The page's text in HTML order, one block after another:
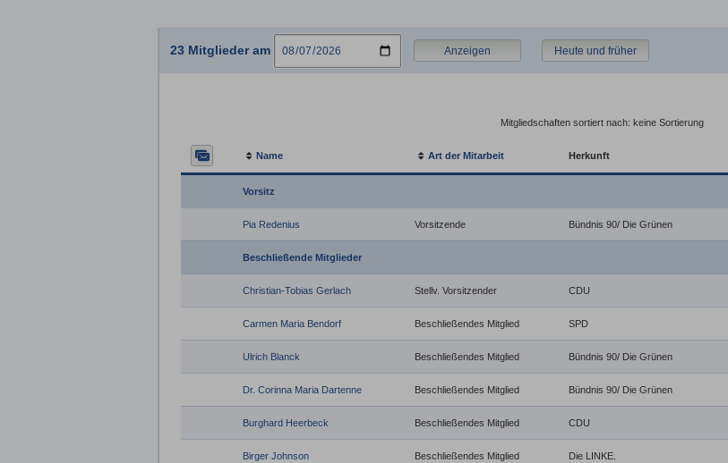
23 Mitglieder am Anzeigen Heute und früher
Mitgliedschaften sortiert nach: keine Sortierung
Name Art der Mitarbeit Herkunft
Vorsitz
Pia Redenius Vorsitzende Bündnis 90/ Die Grünen
Beschließende Mitglieder
Christian-Tobias Gerlach Stellv. Vorsitzender CDU
Carmen Maria Bendorf Beschließendes Mitglied SPD
Ulrich Blanck Beschließendes Mitglied Bündnis 90/ Die Grünen
Dr. Corinna Maria Dartenne Beschließendes Mitglied Bündnis 90/ Die Grünen
Burghard Heerbeck Beschließendes Mitglied CDU
Birger Johnson Beschließendes Mitglied Die LINKE.